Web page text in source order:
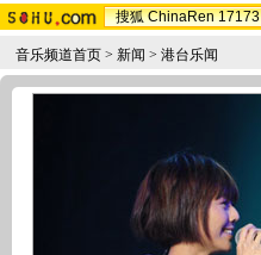
搜狐 ChinaRen 17173
音乐频道首页 > 新闻 > 港台乐闻